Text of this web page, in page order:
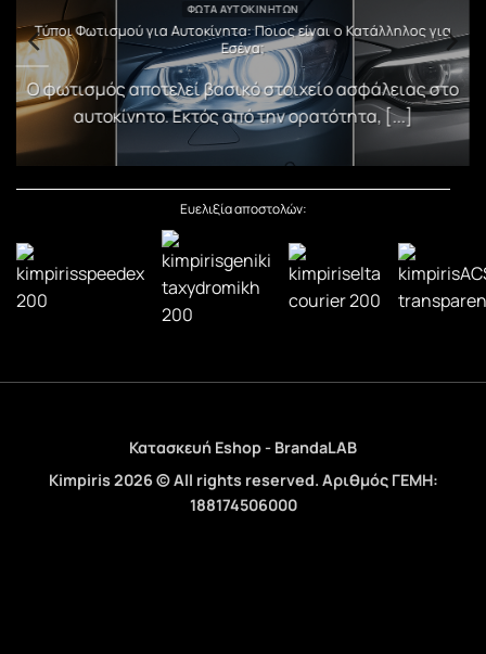
ΦΏΤΑ ΑΥΤΟΚΙΝΉΤΩΝ
Τύποι Φωτισμού για Αυτοκίνητα: Ποιος είναι ο Κατάλληλος για
Εσένα;
Ο φωτισμός αποτελεί βασικό στοιχείο ασφάλειας στο
αυτοκίνητο. Εκτός από την ορατότητα, [...]
Ευελιξία αποστολών:
Κατασκευή Eshop - BrandaLAB
Kimpiris 2026 © All rights reserved. Αριθμός ΓΕΜΗ:
188174506000